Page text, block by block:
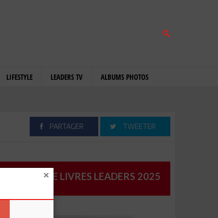
LIFESTYLE LEADERS TV ALBUMS PHOTOS
PARTAGER TWEETER
CATALOGUE LIVRES LEADERS 2025